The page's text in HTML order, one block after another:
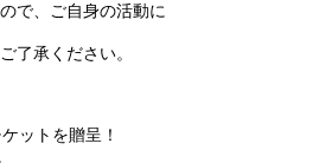
で、ご自身の活動に
了承ください。
ットを贈呈！